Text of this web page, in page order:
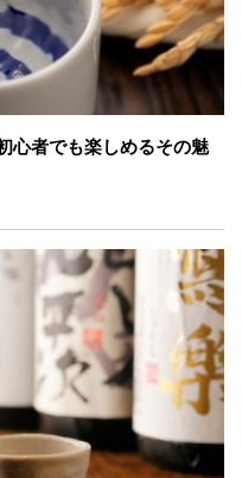
心者でも楽しめるその魅